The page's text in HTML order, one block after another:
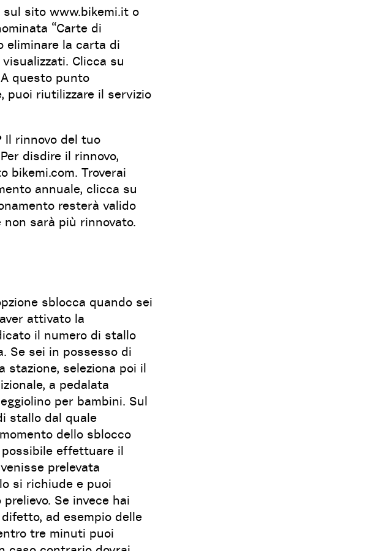
sito www.bikemi.it o
“Carte di
eliminare la carta di
Clicca su
questo punto
puoi riutilizzare il servizio
Il rinnovo del tuo
disdire il rinnovo,
bikemi.com. Troverai
annuale, clicca su
resterà valido
sarà più rinnovato.
sblocca quando sei
attivato la
il numero di stallo
Se sei in possesso di
stazione, seleziona poi il
a pedalata
per bambini. Sul
stallo dal quale
dello sblocco
effettuare il
prelevata
si richiude e puoi
Se invece hai
ad esempio delle
tre minuti puoi